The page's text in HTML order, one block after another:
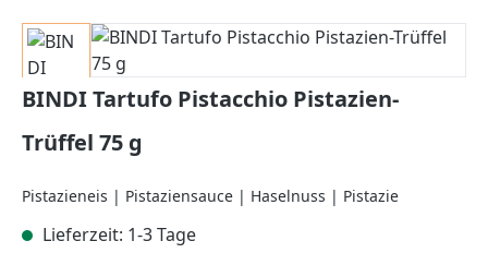
Bildergalerie überspringen
BINDI Tartufo Pistacchio Pistazien-
Trüffel 75 g
Pistazieneis | Pistaziensauce | Haselnuss | Pistazie
Lieferzeit: 1-3 Tage